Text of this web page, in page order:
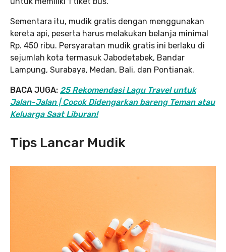
Sementara itu, mudik gratis dengan menggunakan
kereta api, peserta harus melakukan belanja minimal
Rp. 450 ribu. Persyaratan mudik gratis ini berlaku di
sejumlah kota termasuk Jabodetabek, Bandar
Lampung, Surabaya, Medan, Bali, dan Pontianak.
BACA JUGA: 25 Rekomendasi Lagu Travel untuk
Jalan-Jalan | Cocok Didengarkan bareng Teman atau
Keluarga Saat Liburan!
Tips Lancar Mudik